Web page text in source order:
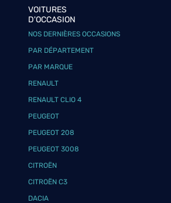
VOITURES
D'OCCASION
NOS DERNIÈRES OCCASIONS
PAR DÉPARTEMENT
PAR MARQUE
RENAULT
RENAULT CLIO 4
PEUGEOT
PEUGEOT 208
PEUGEOT 3008
CITROËN
CITROËN C3
DACIA